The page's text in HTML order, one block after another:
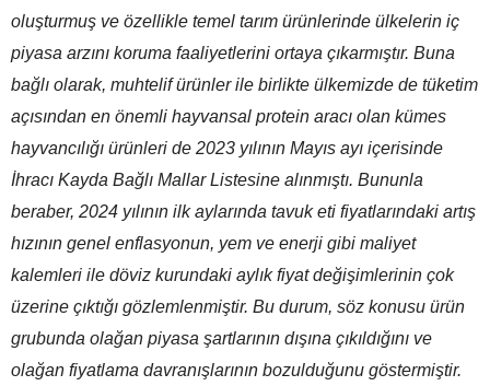
oluşturmuş ve özellikle temel tarım ürünlerinde ülkelerin iç
piyasa arzını koruma faaliyetlerini ortaya çıkarmıştır. Buna
bağlı olarak, muhtelif ürünler ile birlikte ülkemizde de tüketim
açısından en önemli hayvansal protein aracı olan kümes
hayvancılığı ürünleri de 2023 yılının Mayıs ayı içerisinde
İhracı Kayda Bağlı Mallar Listesine alınmıştı. Bununla
beraber, 2024 yılının ilk aylarında tavuk eti fiyatlarındaki artış
hızının genel enflasyonun, yem ve enerji gibi maliyet
kalemleri ile döviz kurundaki aylık fiyat değişimlerinin çok
üzerine çıktığı gözlemlenmiştir. Bu durum, söz konusu ürün
grubunda olağan piyasa şartlarının dışına çıkıldığını ve
olağan fiyatlama davranışlarının bozulduğunu göstermiştir.